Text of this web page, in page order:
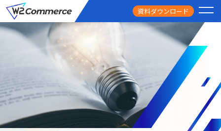
資料ダウンロード
サービス
PRICE
料金
FEATURE